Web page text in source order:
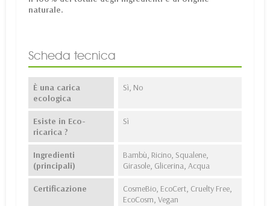
naturale.
Scheda tecnica
È una carica
ecologica
Sì, No
Esiste in Eco-
ricarica ?
Sì
Ingredienti
(principali)
Bambù, Ricino, Squalene,
Girasole, Glicerina, Acqua
Certificazione
CosmeBio, EcoCert, Cruelty Free,
EcoCosm, Vegan